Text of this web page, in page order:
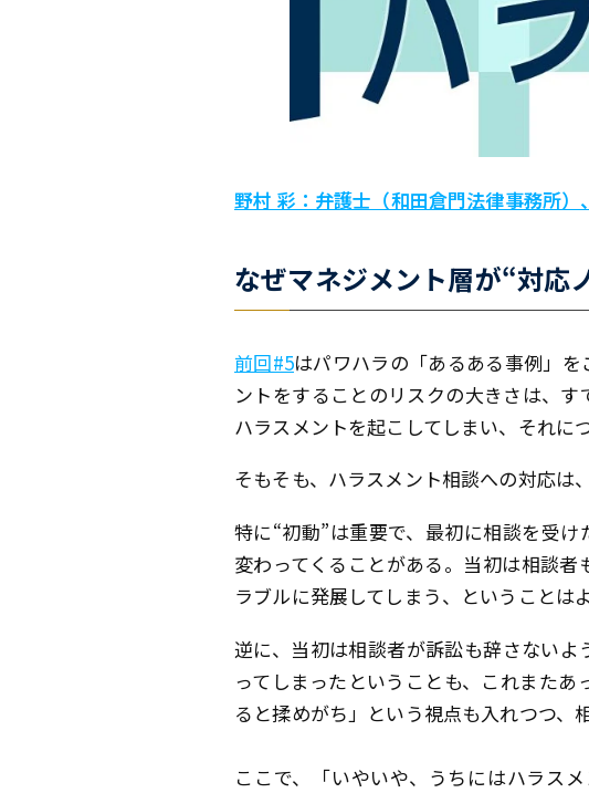
野村 彩：弁護士（和田倉門法律事務所）
なぜマネジメント層が“対応
前回#5はパワハラの「あるある事例」
ントをすることのリスクの大きさは、
ハラスメントを起こしてしまい、それに
そもそも、ハラスメント相談への対応は
特に“初動”は重要で、最初に相談を受
変わってくることがある。当初は相談
ラブルに発展してしまう、ということは
逆に、当初は相談者が訴訟も辞さない
ってしまったということも、これまた
ると揉めがち」という視点も入れつつ、
ここで、「いやいや、うちにはハラス